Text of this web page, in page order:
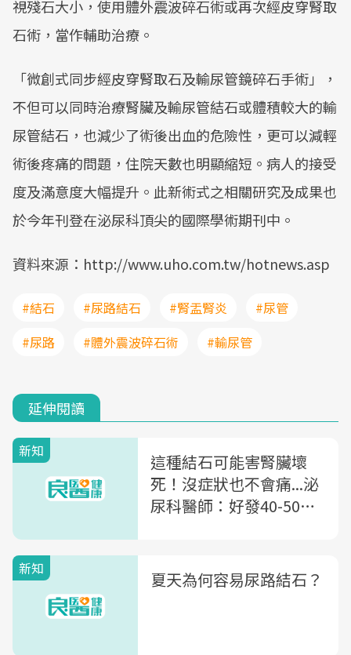
視殘石大小，使用體外震波碎石術或再次經皮穿腎取
石術，當作輔助治療。
「微創式同步經皮穿腎取石及輸尿管鏡碎石手術」，
不但可以同時治療腎臟及輸尿管結石或體積較大的輸
尿管結石，也減少了術後出血的危險性，更可以減輕
術後疼痛的問題，住院天數也明顯縮短。病人的接受
度及滿意度大幅提升。此新術式之相關研究及成果也
於今年刊登在泌尿科頂尖的國際學術期刊中。
資料來源：http://www.uho.com.tw/hotnews.asp
#結石 #尿路結石 #腎盂腎炎
#尿管
#尿路
#體外震波碎石術 #輸尿管
延伸閱讀
新知
這種結石可能害腎臟壞
死！沒症狀也不會痛...泌
尿科醫師：好發40-50
新知 夏天為何容易尿路結石？